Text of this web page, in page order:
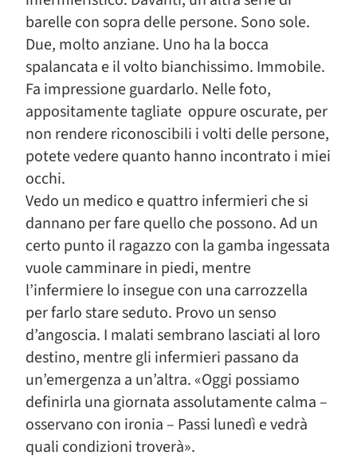
barelle con sopra delle persone. Sono sole.
Due, molto anziane. Uno ha la bocca
spalancata e il volto bianchissimo. Immobile.
Fa impressione guardarlo. Nelle foto,
appositamente tagliate oppure oscurate, per
non rendere riconoscibili i volti delle persone,
potete vedere quanto hanno incontrato i miei
occhi.
Vedo un medico e quattro infermieri che si
dannano per fare quello che possono. Ad un
certo punto il ragazzo con la gamba ingessata
vuole camminare in piedi, mentre
l’infermiere lo insegue con una carrozzella
per farlo stare seduto. Provo un senso
d’angoscia. I malati sembrano lasciati al loro
destino, mentre gli infermieri passano da
un’emergenza a un’altra. «Oggi possiamo
definirla una giornata assolutamente calma –
osservano con ironia – Passi lunedì e vedrà
quali condizioni troverà».